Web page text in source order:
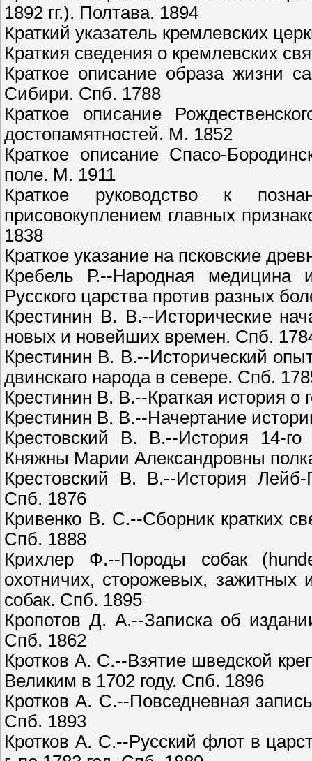
1892 гг.). Полтава. 1894
Краткий указатель кремлевских
Краткия сведения о кремлевских
Краткое описание образа жизни
Сибири. Спб. 1788
Краткое описание
достопамятностей. М. 1852
Краткое описание Спасо-
поле. М. 1911
Краткое руководство к
присовокуплением главных
1838
Краткое указание на псковские
Кребель Р.--Народная медицина
Русского царства против разных
Крестинин В. В.--Исторические
новых и новейших времен. Спб.
Крестинин В. В.--Исторический
двинскаго народа в севере. Спб.
Крестинин В. В.--Краткая история о
Крестинин В. В.--Начертание
Крестовский В. В.--История 14-
Княжны Марии Александровны
Крестовский В. В.--История Лейб-
Спб. 1876
Кривенко В. С.--Сборник кратких
Спб. 1888
Крихлер Ф.--Породы собак
охотничих, сторожевых, зажитных
собак. Спб. 1895
Кропотов Д. А.--Записка об
Спб. 1862
Кротков А. С.--Взятие шведской
Великим в 1702 году. Спб. 1896
Кротков А. С.--Повседневная
Спб. 1893
Кротков А. С.--Русский флот в